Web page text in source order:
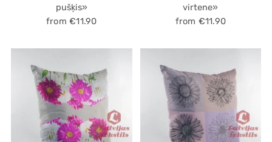
pušķis»
from €11.90
virtene»
from €11.90